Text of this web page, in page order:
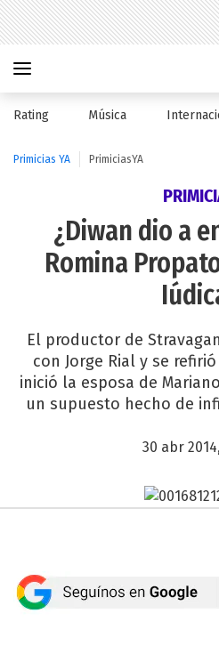
Rating Música
Primicias YA PrimiciasYA
¿Diwan dio a
Romina
El productor de
con Jorge Rial y se
inició la esposa de
un supuesto hecho de
30 abr